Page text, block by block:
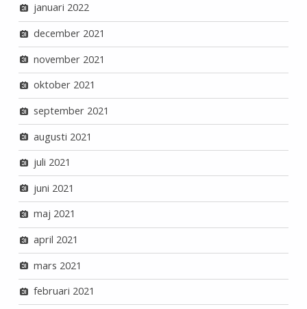
januari 2022
december 2021
november 2021
oktober 2021
september 2021
augusti 2021
juli 2021
juni 2021
maj 2021
april 2021
mars 2021
februari 2021